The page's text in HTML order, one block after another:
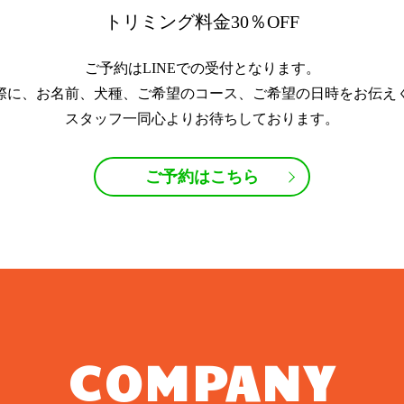
トリミング料金30％OFF
ご予約はLINEでの受付となります。
に、お名前、犬種、ご希望のコース、ご希望の日時をお伝え
スタッフ一同心よりお待ちしております。
ご予約はこちら
COMPANY